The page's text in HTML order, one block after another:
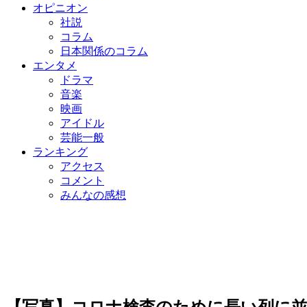
オピニオン
社説
コラム
日本関係のコラム
エンタメ
ドラマ
音楽
映画
アイドル
芸能一般
ランキング
アクセス
コメント
みんなの感想